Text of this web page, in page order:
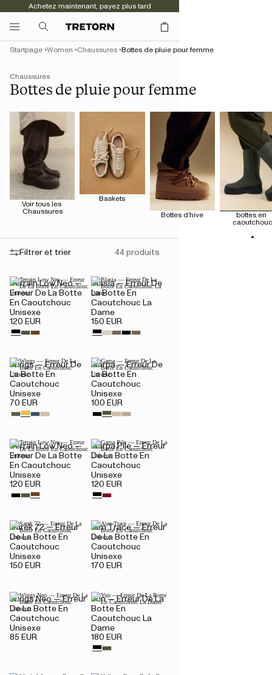
Achetez maintenant, payez plus tard
Chaussures
Bottes de pluie pour femme
Startpage Women Chaussures Bottes de pluie pour femme
Voir tous les
Chaussures
Baskets
Bottes d’hive
bottes en
caoutchouc
Filtrer et trier 44 produits
Terrain Low Neo —
Erreur De La Botte
En Caoutchouc
Unisexe
120 EUR
Blasia — Erreur De
La Botte En
Caoutchouc La
Dame
150 EUR
Wings — Erreur De
La Botte En
Caoutchouc
Unisexe
70 EUR
Garpa — Erreur De
La Botte En
Caoutchouc
Unisexe
100 EUR
Terrain Low Neo —
Erreur De La Botte
En Caoutchouc
Unisexe
120 EUR
Garpa Pile — Erreur
De La Botte En
Caoutchouc
Unisexe
120 EUR
Sarek 72 — Erreur
De La Botte En
Caoutchouc
Unisexe
150 EUR
Aim Trace — Erreur
De La Botte En
Caoutchouc
Unisexe
170 EUR
Wings Neo — Erreur
De La Botte En
Caoutchouc
Unisexe
85 EUR
Yun — Erreur De La
Botte En
Caoutchouc La
Dame
180 EUR